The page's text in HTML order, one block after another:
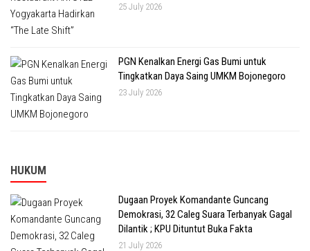
25 July 2026
PGN Kenalkan Energi Gas Bumi untuk
Tingkatkan Daya Saing UMKM Bojonegoro
23 July 2026
HUKUM
Dugaan Proyek Komandante Guncang
Demokrasi, 32 Caleg Suara Terbanyak Gagal
Dilantik ; KPU Dituntut Buka Fakta
21 July 2026